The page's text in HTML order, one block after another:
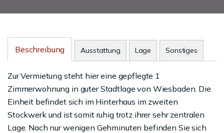
Beschreibung Ausstattung Lage Sonstiges
Zur Vermietung steht hier eine gepflegte 1
Zimmerwohnung in guter Stadtlage von Wiesbaden. Die
Einheit befindet sich im Hinterhaus im zweiten
Stockwerk und ist somit ruhig trotz ihrer sehr zentralen
Lage. Nach nur wenigen Gehminuten befinden Sie sich